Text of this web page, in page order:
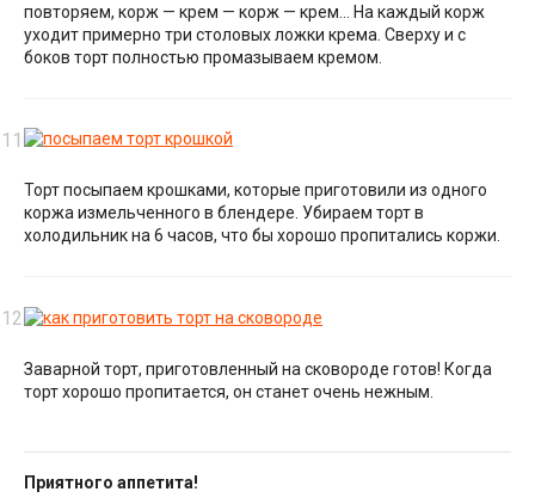
повторяем, корж — крем — корж — крем… На каждый корж
уходит примерно три столовых ложки крема. Сверху и с
боков торт полностью промазываем кремом.
Торт посыпаем крошками, которые приготовили из одного
коржа измельченного в блендере. Убираем торт в
холодильник на 6 часов, что бы хорошо пропитались коржи.
Заварной торт, приготовленный на сковороде готов! Когда
торт хорошо пропитается, он станет очень нежным.
Приятного аппетита!